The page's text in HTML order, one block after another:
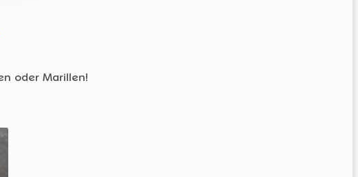
oder Marillen!